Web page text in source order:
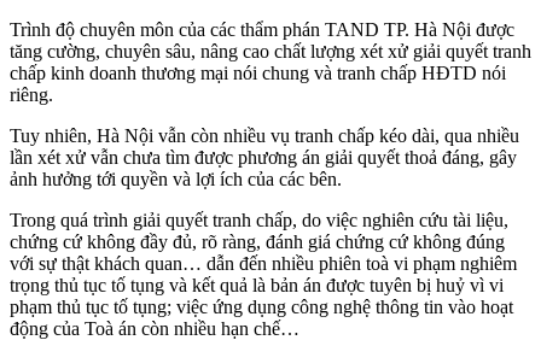
Trình độ chuyên môn của các thẩm phán TAND TP. Hà Nội được
tăng cường, chuyên sâu, nâng cao chất lượng xét xử giải quyết tranh
chấp kinh doanh thương mại nói chung và tranh chấp HĐTD nói
riêng.
Tuy nhiên, Hà Nội vẫn còn nhiều vụ tranh chấp kéo dài, qua nhiều
lần xét xử vẫn chưa tìm được phương án giải quyết thoả đáng, gây
ảnh hưởng tới quyền và lợi ích của các bên.
Trong quá trình giải quyết tranh chấp, do việc nghiên cứu tài liệu,
chứng cứ không đầy đủ, rõ ràng, đánh giá chứng cứ không đúng
với sự thật khách quan… dẫn đến nhiều phiên toà vi phạm nghiêm
trọng thủ tục tố tụng và kết quả là bản án được tuyên bị huỷ vì vi
phạm thủ tục tố tụng; việc ứng dụng công nghệ thông tin vào hoạt
động của Toà án còn nhiều hạn chế…